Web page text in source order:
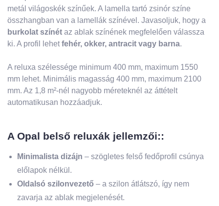
metál világoskék színűek. A lamella tartó zsinór színe
összhangban van a lamellák színével. Javasoljuk, hogy a
burkolat színét az ablak színének megfelelően válassza
ki. A profil lehetfehér, okker, antracit vagy barna.
A reluxa szélessége minimum 400 mm, maximum 1550
mm lehet. Minimális magasság 400 mm, maximum 2100
mm. Az 1,8 m²-nél nagyobb méreteknél az áttételt
automatikusan hozzáadjuk.
A Opal belső reluxák jellemzői::
Minimalista dizájn – szögletes felső fedőprofil csúnya
előlapok nélkül.
Oldalsó szilonvezető – a szilon átlátszó, így nem
zavarja az ablak megjelenését.